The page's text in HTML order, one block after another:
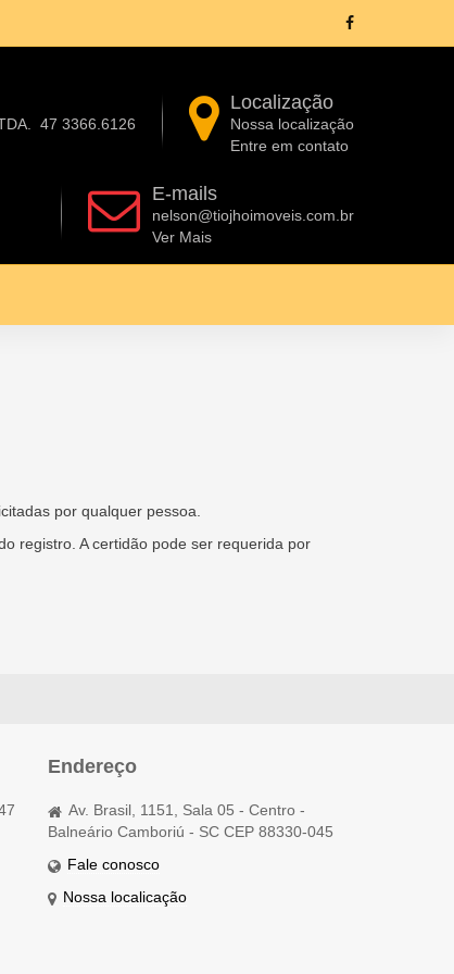
47 3366.6126
Localização
Nossa localização
Entre em contato
E-mails
nelson@tiojhoimoveis.com.br
Ver Mais
por qualquer pessoa.
registro. A certidão pode ser requerida por
Endereço
Av. Brasil, 1151, Sala 05 - Centro -
Balneário Camboriú - SC CEP 88330-045
Fale conosco
Nossa localicação